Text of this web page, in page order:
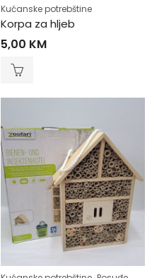
Kućanske potrebštine
Korpa za hljeb
5,00 KM